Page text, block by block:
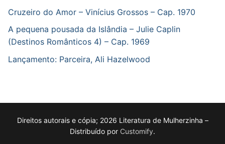
Cruzeiro do Amor – Vinícius Grossos – Cap. 1970
A pequena pousada da Islândia – Julie Caplin
(Destinos Românticos 4) – Cap. 1969
Lançamento: Parceira, Ali Hazelwood
Direitos autorais e cópia; 2026 Literatura de Mulherzinha –
Distribuído por Customify.